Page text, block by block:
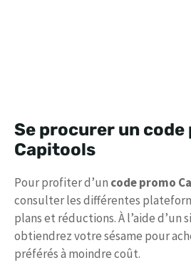
Se procurer un code
Capitools
Pour profiter d’un code promo
consulter les différentes
plans et réductions. À l’aide d’un
obtiendrez votre sésame pour
préférés à moindre coût.